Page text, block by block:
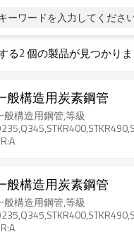
ーワードを入力してくださ
る2個の製品が見つかり
般構造用炭素鋼管
般構造用鋼管,等級
般構造用炭素鋼管
般構造用鋼管,等級